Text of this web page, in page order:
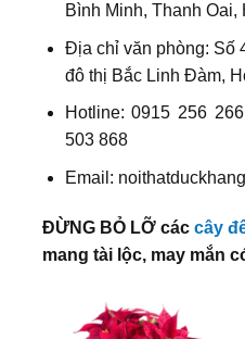
Bình Minh, Thanh Oai,
Địa chỉ văn phòng: Số
đô thị Bắc Linh Đàm,
Hotline: 0915 256
503 868
Email:
ĐỪNG BỎ LỠ các cây
mang tài lộc, may mắn